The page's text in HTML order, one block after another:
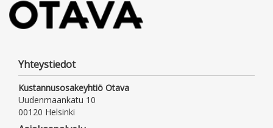
Yhteystiedot
Kustannusosakeyhtiö Otava
Uudenmaankatu 10
00120 Helsinki